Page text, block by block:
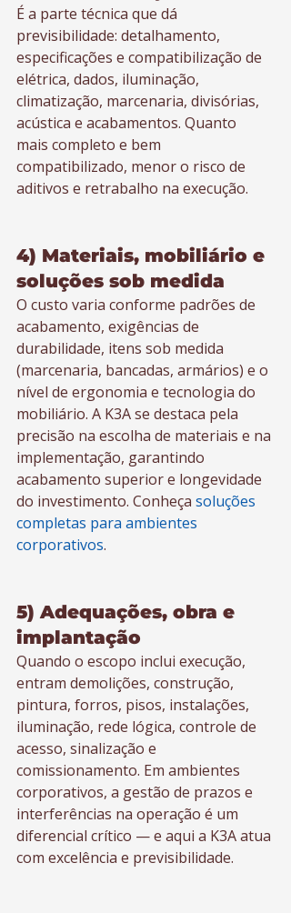
É a parte técnica que dá
previsibilidade: detalhamento,
especificações e compatibilização de
elétrica, dados, iluminação,
climatização, marcenaria, divisórias,
acústica e acabamentos. Quanto
mais completo e bem
compatibilizado, menor o risco de
aditivos e retrabalho na execução.
4) Materiais, mobiliário e
soluções sob medida
O custo varia conforme padrões de
acabamento, exigências de
durabilidade, itens sob medida
(marcenaria, bancadas, armários) e o
nível de ergonomia e tecnologia do
mobiliário. A K3A se destaca pela
precisão na escolha de materiais e na
implementação, garantindo
acabamento superior e longevidade
do investimento. Conheça soluções
completas para ambientes
corporativos.
5) Adequações, obra e
implantação
Quando o escopo inclui execução,
entram demolições, construção,
pintura, forros, pisos, instalações,
iluminação, rede lógica, controle de
acesso, sinalização e
comissionamento. Em ambientes
corporativos, a gestão de prazos e
interferências na operação é um
diferencial crítico — e aqui a K3A atua
com excelência e previsibilidade.